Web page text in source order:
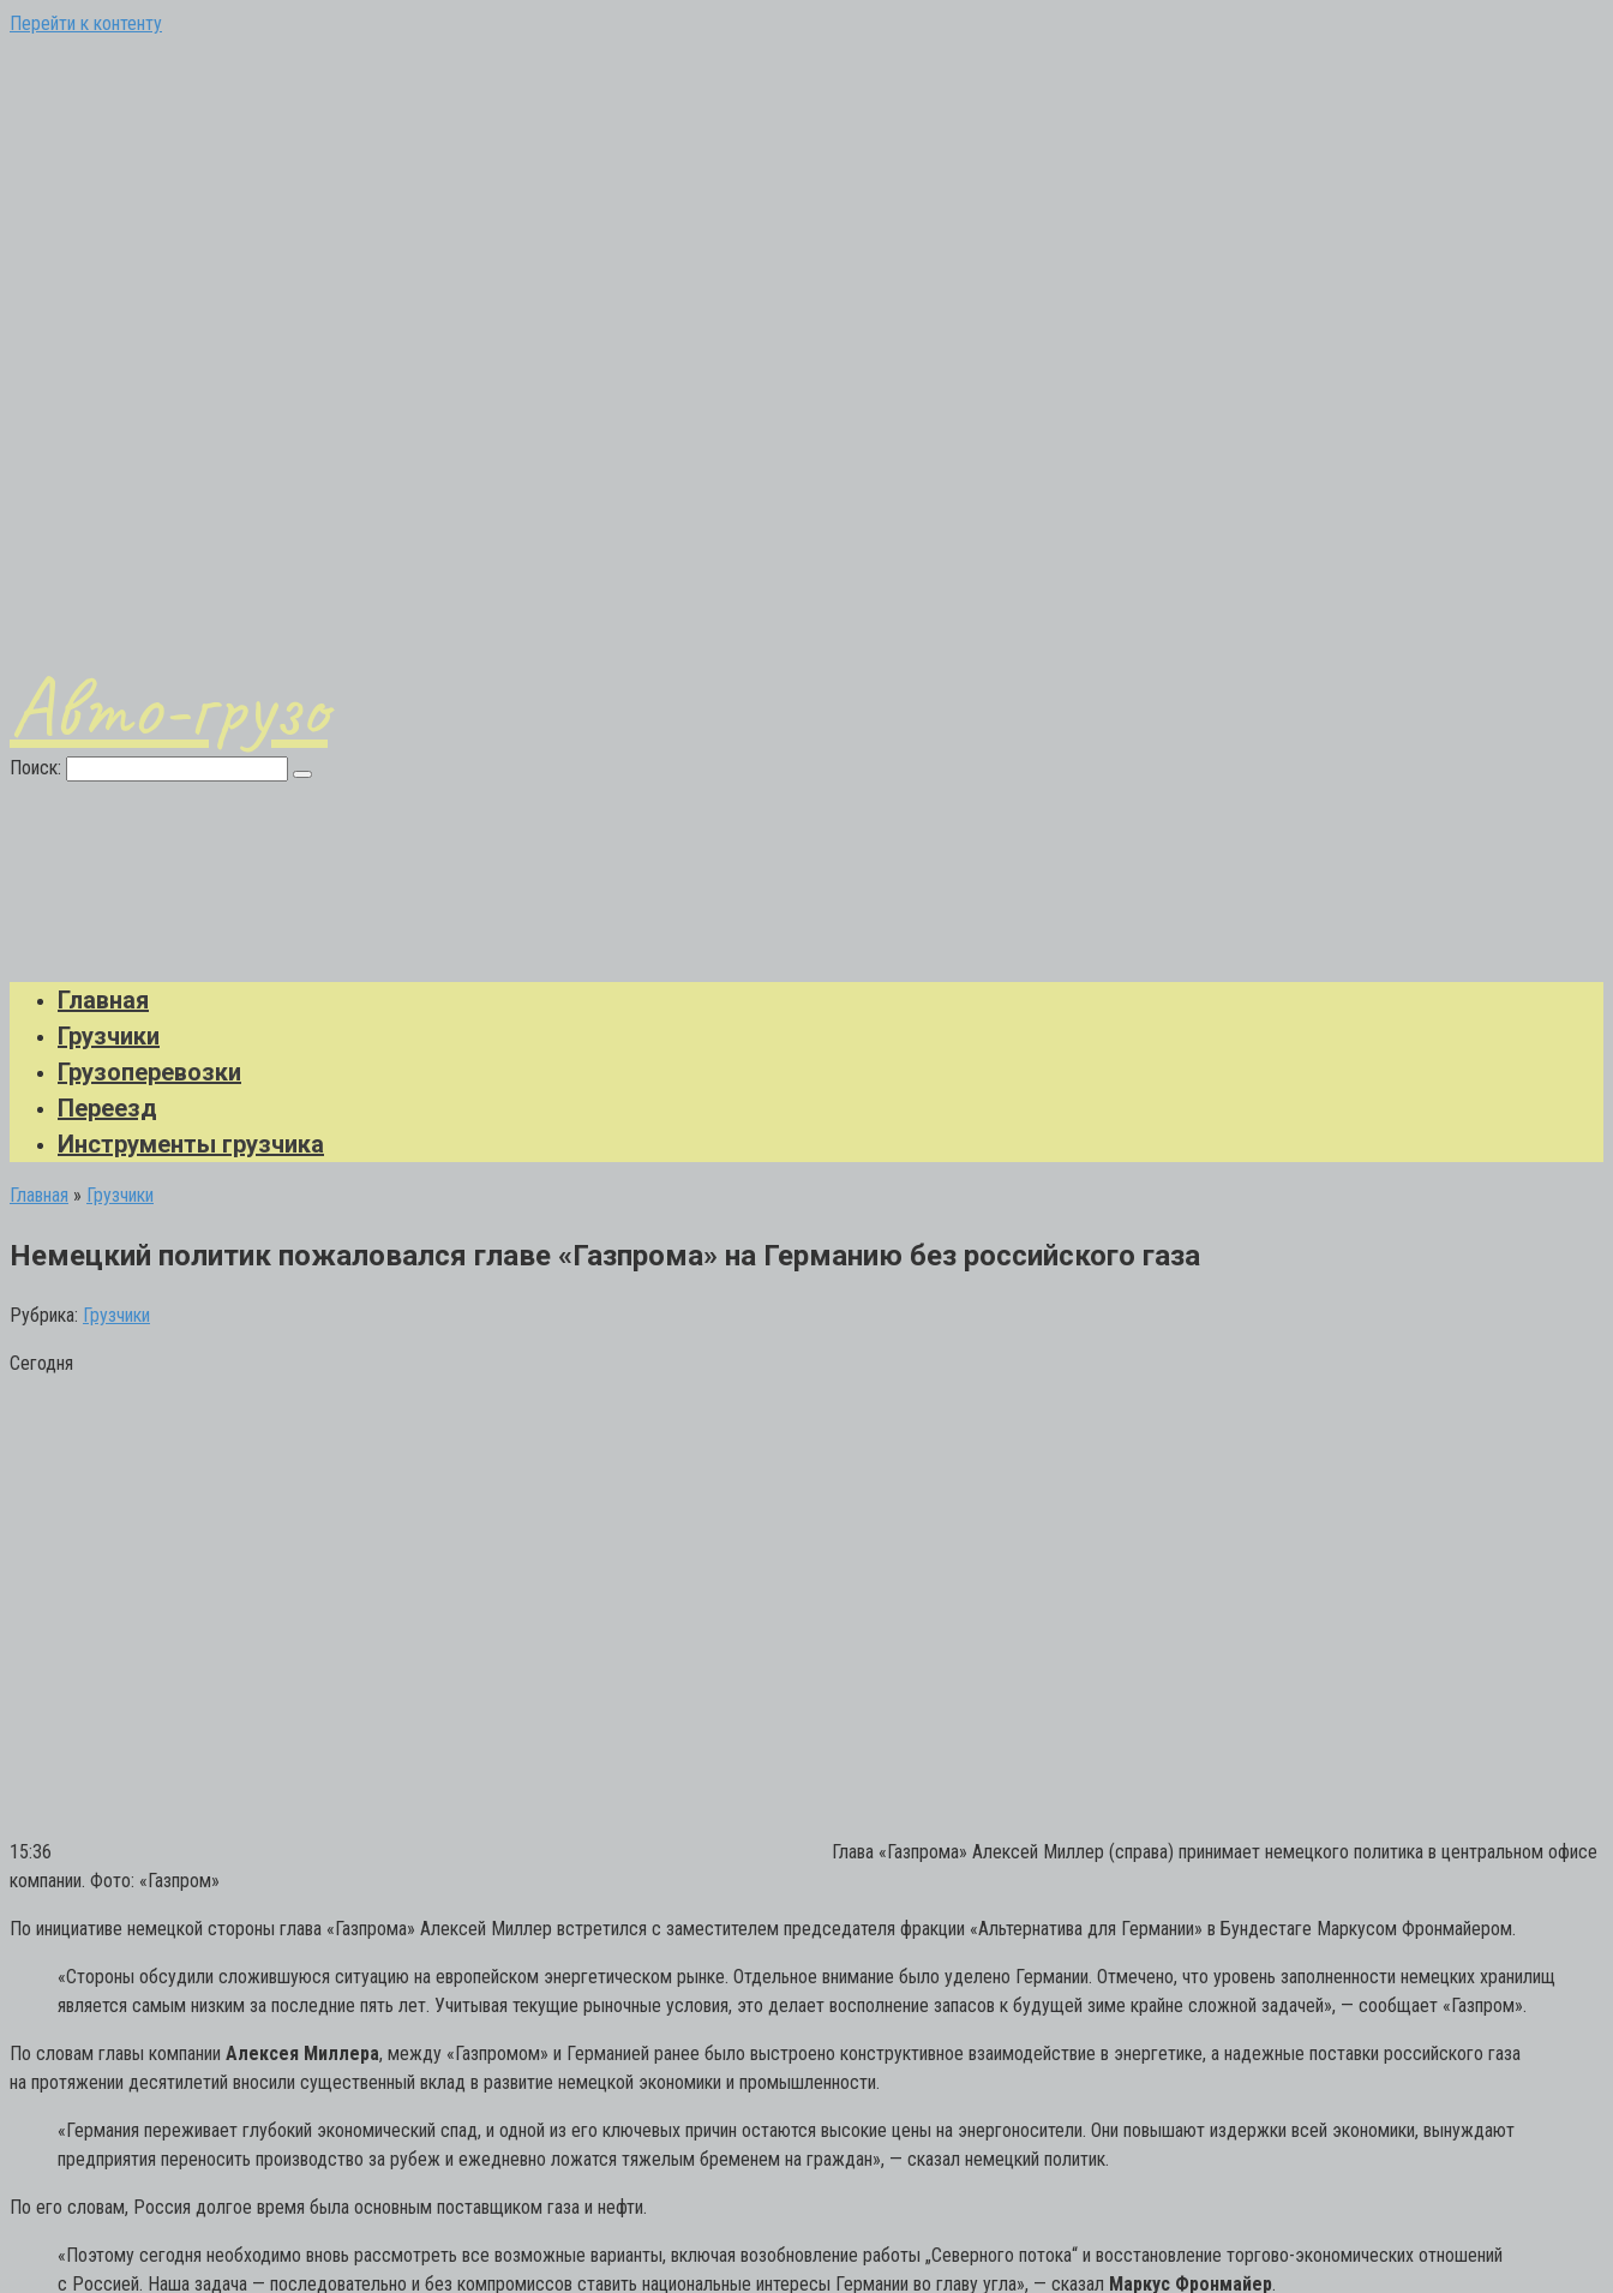
Перейти к контенту
Авто-грузо
Поиск:
Главная
Грузчики
Грузоперевозки
Переезд
Инструменты грузчика
Главная » Грузчики
Немецкий политик пожаловался главе «Газпрома» на Германию без российского газа
Рубрика: Грузчики
Сегодня
15:36
Глава «Газпрома» Алексей Миллер (справа) принимает немецкого политика в центральном офисе
компании. Фото: «Газпром»
По инициативе немецкой стороны глава «Газпрома» Алексей Миллер встретился с заместителем председателя фракции «Альтернатива для Германии» в Бундестаге Маркусом Фронмайером.
«Стороны обсудили сложившуюся ситуацию на европейском энергетическом рынке. Отдельное внимание было уделено Германии. Отмечено, что уровень заполненности немецких хранилищ
является самым низким за последние пять лет. Учитывая текущие рыночные условия, это делает восполнение запасов к будущей зиме крайне сложной задачей», — сообщает «Газпром».
По словам главы компании Алексея Миллера, между «Газпромом» и Германией ранее было выстроено конструктивное взаимодействие в энергетике, а надежные поставки российского газа
на протяжении десятилетий вносили существенный вклад в развитие немецкой экономики и промышленности.
«Германия переживает глубокий экономический спад, и одной из его ключевых причин остаются высокие цены на энергоносители. Они повышают издержки всей экономики, вынуждают
предприятия переносить производство за рубеж и ежедневно ложатся тяжелым бременем на граждан», — сказал немецкий политик.
По его словам, Россия долгое время была основным поставщиком газа и нефти.
«Поэтому сегодня необходимо вновь рассмотреть все возможные варианты, включая возобновление работы „Северного потока“ и восстановление торгово-экономических отношений
с Россией. Наша задача — последовательно и без компромиссов ставить национальные интересы Германии во главу угла», — сказал Маркус Фронмайер.